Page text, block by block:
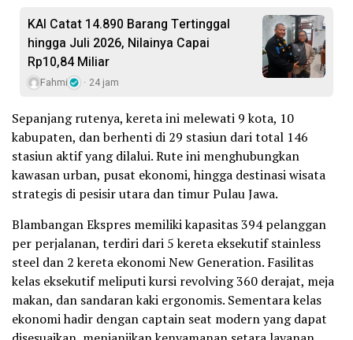
KAI Catat 14.890 Barang Tertinggal
hingga Juli 2026, Nilainya Capai
Rp10,84 Miliar
Fahmi 24 jam
Sepanjang rutenya, kereta ini melewati 9 kota, 10
kabupaten, dan berhenti di 29 stasiun dari total 146
stasiun aktif yang dilalui. Rute ini menghubungkan
kawasan urban, pusat ekonomi, hingga destinasi wisata
strategis di pesisir utara dan timur Pulau Jawa.
Blambangan Ekspres memiliki kapasitas 394 pelanggan
per perjalanan, terdiri dari 5 kereta eksekutif stainless
steel dan 2 kereta ekonomi New Generation. Fasilitas
kelas eksekutif meliputi kursi revolving 360 derajat, meja
makan, dan sandaran kaki ergonomis. Sementara kelas
ekonomi hadir dengan captain seat modern yang dapat